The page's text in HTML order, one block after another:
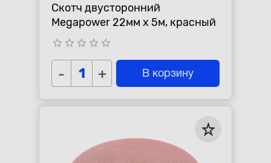
Скотч двусторонний
Megapower 22мм x 5м, красный
star_border star_border star_border star_border star_border
- + В корзину